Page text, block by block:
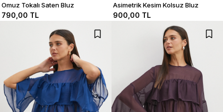
Omuz Tokalı Saten Bluz
790,00 TL
Asimetrik Kesim Kolsuz Bluz
900,00 TL